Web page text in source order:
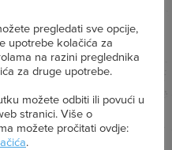
pregledati sve opcije,
upotrebe kolačića za
na razini preglednika
za druge upotrebe.
možete odbiti ili povući u
stranici. Više o
možete pročitati ovdje:
.